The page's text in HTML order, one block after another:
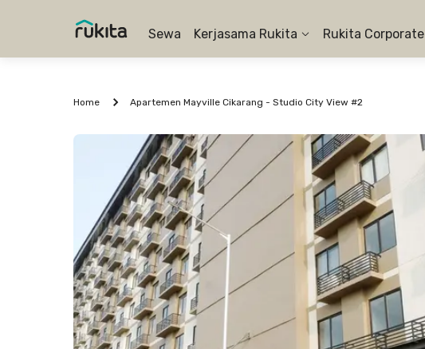
Sewa Kerjasama Rukita Rukita Corporate
Home Apartemen Mayville Cikarang - Studio City View #2